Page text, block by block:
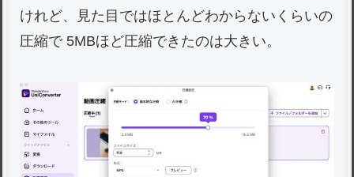
けれど、見た目ではほとんどわからないくらいの
圧縮で 5MBほど圧縮できたのは大きい。